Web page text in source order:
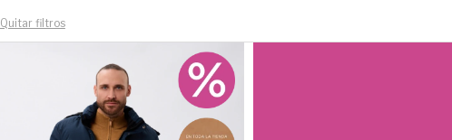
Quitar filtros